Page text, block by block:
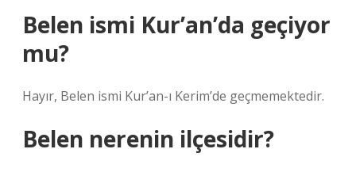
Belen ismi Kur’an’da geçiyor
mu?
Hayır, Belen ismi Kur’an-ı Kerim’de geçmemektedir.
Belen nerenin ilçesidir?